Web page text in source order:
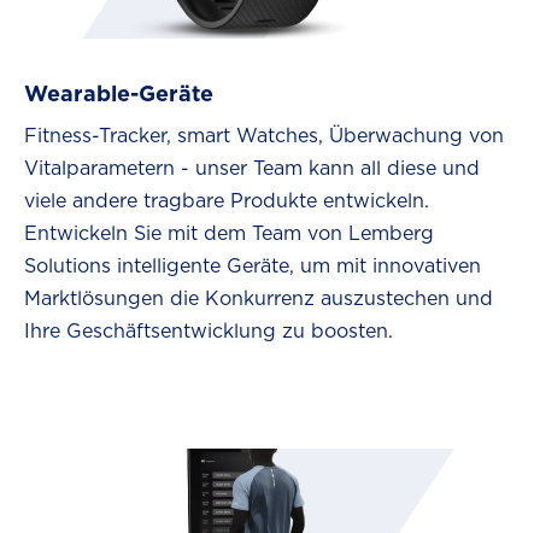
Wearable-Geräte
Fitness-Tracker, smart Watches, Überwachung von
Vitalparametern - unser Team kann all diese und
viele andere tragbare Produkte entwickeln.
Entwickeln Sie mit dem Team von Lemberg
Solutions intelligente Geräte, um mit innovativen
Marktlösungen die Konkurrenz auszustechen und
Ihre Geschäftsentwicklung zu boosten.